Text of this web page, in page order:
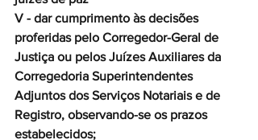
V - dar cumprimento às decisões
proferidas pelo Corregedor-Geral de
Justiça ou pelos Juízes Auxiliares da
Corregedoria Superintendentes
Adjuntos dos Serviços Notariais e de
Registro, observando-se os prazos
estabelecidos;